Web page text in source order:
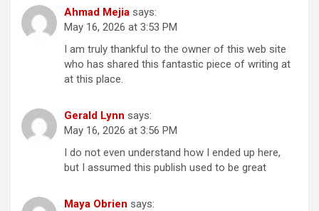
Ahmad Mejia says:
May 16, 2026 at 3:53 PM
I am truly thankful to the owner of this web site
who has shared this fantastic piece of writing at
at this place.
Gerald Lynn says:
May 16, 2026 at 3:56 PM
I do not even understand how I ended up here,
but I assumed this publish used to be great
Maya Obrien says: